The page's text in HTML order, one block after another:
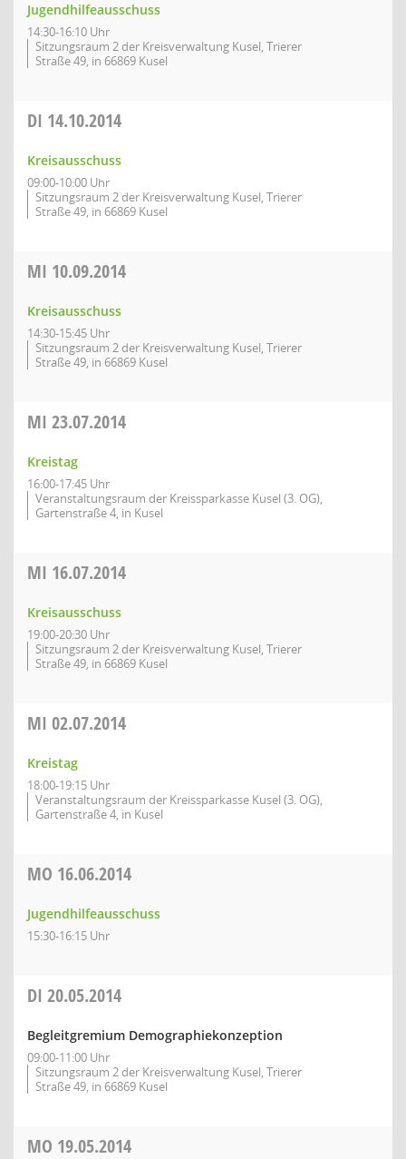
Jugendhilfeausschuss
14:30-16:10 Uhr
Sitzungsraum 2 der Kreisverwaltung Kusel, Trierer
Straße 49, in 66869 Kusel
DI 14.10.2014
Kreisausschuss
09:00-10:00 Uhr
Sitzungsraum 2 der Kreisverwaltung Kusel, Trierer
Straße 49, in 66869 Kusel
MI 10.09.2014
Kreisausschuss
14:30-15:45 Uhr
Sitzungsraum 2 der Kreisverwaltung Kusel, Trierer
Straße 49, in 66869 Kusel
MI 23.07.2014
Kreistag
16:00-17:45 Uhr
Veranstaltungsraum der Kreissparkasse Kusel (3. OG),
Gartenstraße 4, in Kusel
MI 16.07.2014
Kreisausschuss
19:00-20:30 Uhr
Sitzungsraum 2 der Kreisverwaltung Kusel, Trierer
Straße 49, in 66869 Kusel
MI 02.07.2014
Kreistag
18:00-19:15 Uhr
Veranstaltungsraum der Kreissparkasse Kusel (3. OG),
Gartenstraße 4, in Kusel
MO 16.06.2014
Jugendhilfeausschuss
15:30-16:15 Uhr
DI 20.05.2014
Begleitgremium Demographiekonzeption
09:00-11:00 Uhr
Sitzungsraum 2 der Kreisverwaltung Kusel, Trierer
Straße 49, in 66869 Kusel
MO 19.05.2014